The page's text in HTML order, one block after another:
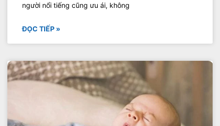
người nổi tiếng cũng ưu ái, không
ĐỌC TIẾP »